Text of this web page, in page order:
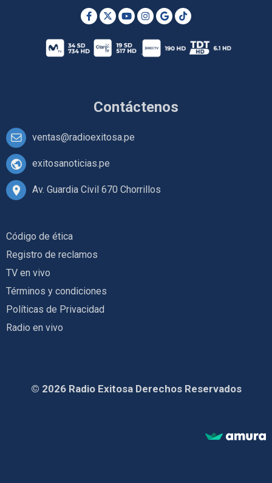
Contáctenos
ventas@radioexitosa.pe
exitosanoticias.pe
Av. Guardia Civil 670 Chorrillos
Código de ética
Registro de reclamos
TV en vivo
Términos y condiciones
Políticas de Privacidad
Radio en vivo
© 2026 Radio Exitosa Derechos Reservados